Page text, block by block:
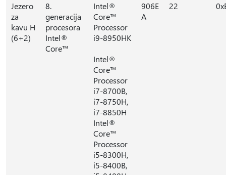
Jezero
za
kavu H
(6+2)
8.
generacija
procesora
Intel®
Core™
Intel®
Core™
Processor
i9-8950HK
Intel®
Core™
Processor
i7-8700B,
i7-8750H,
i7-8850H
Intel®
Core™
Processor
i5-8300H,
i5-8400B,
906E
A
22